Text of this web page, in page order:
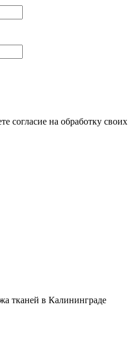
согласие на обработку своих
тканей в Калининграде